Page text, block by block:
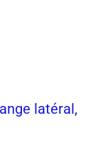
latéral,